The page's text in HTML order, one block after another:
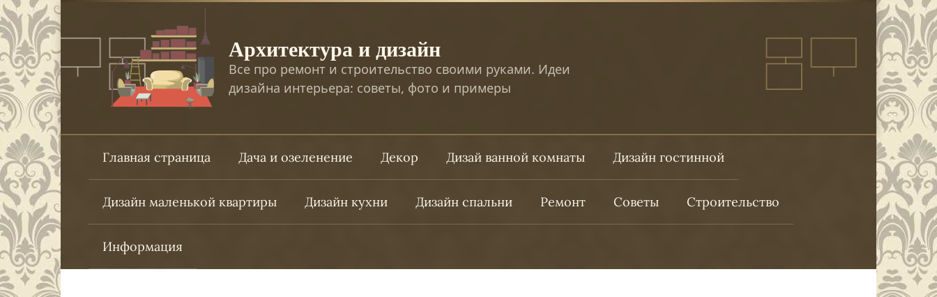
Перейти
к
контенту
Архитектура и дизайн
Все про ремонт и строительство своими руками. Идеи
дизайна интерьера: советы, фото и примеры
Главная страница Дача и озеленение Декор Дизай ванной комнаты Дизайн гостинной
Дизайн маленькой квартиры Дизайн кухни Дизайн спальни Ремонт Советы Строительство
Информация